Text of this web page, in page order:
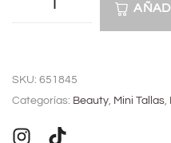
t
e
r
SKU: 651845
Categorías: Beauty Mini Tallas